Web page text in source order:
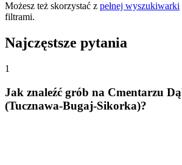
Możesz też skorzystać z pełnej wyszukiwarki
filtrami.
Najczęstsze pytania
1
Jak znaleźć grób na Cmentarzu
(Tucznawa-Bugaj-Sikorka)?